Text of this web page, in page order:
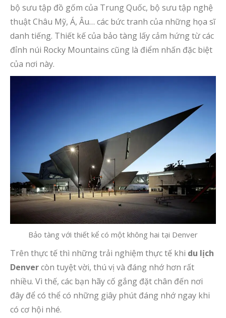
bộ sưu tập đồ gốm của Trung Quốc, bộ sưu tập nghệ
thuật Châu Mỹ, Á, Âu… các bức tranh của những họa sĩ
danh tiếng. Thiết kế của bảo tàng lấy cảm hứng từ các
đỉnh núi Rocky Mountains cũng là điểm nhấn đặc biệt
của nơi này.
Bảo tàng với thiết kể có một không hai tại Denver
Trên thực tế thì những trải nghiệm thực tế khi du lịch
Denvercòn tuyệt vời, thú vị và đáng nhớ hơn rất
nhiều. Vì thế, các bạn hãy cố gắng đặt chân đến nơi
đây để có thể có những giây phút đáng nhớ ngay khi
có cơ hội nhé.